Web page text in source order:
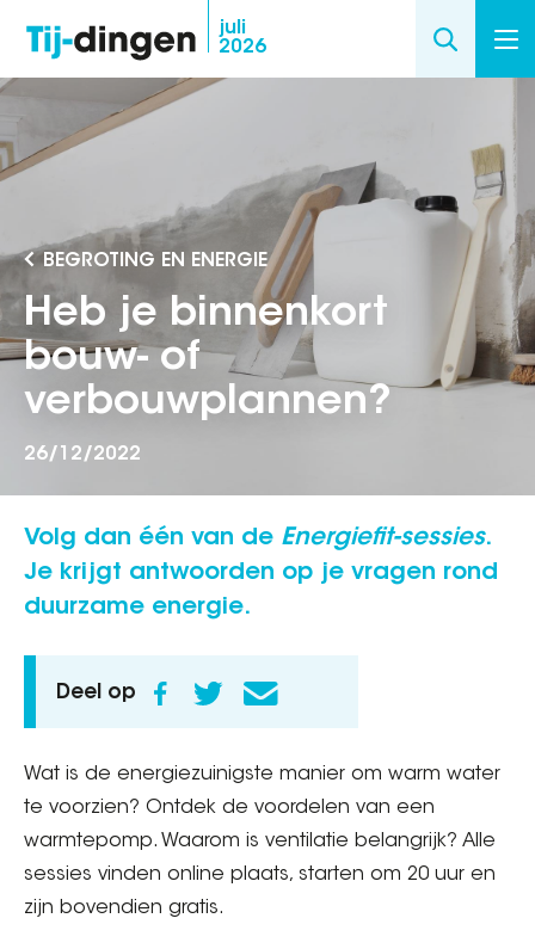
naar
de
inhoud
gaan
juli
2026
BEGROTING EN ENERGIE
Heb je binnenkort
bouw- of
verbouwplannen?
26/12/2022
Volg dan één van de Energiefit-sessies.
Je krijgt antwoorden op je vragen rond
duurzame energie.
Deel op
Wat is de energiezuinigste manier om warm water
te voorzien? Ontdek de voordelen van een
warmtepomp. Waarom is ventilatie belangrijk? Alle
sessies vinden online plaats, starten om 20 uur en
zijn bovendien gratis.